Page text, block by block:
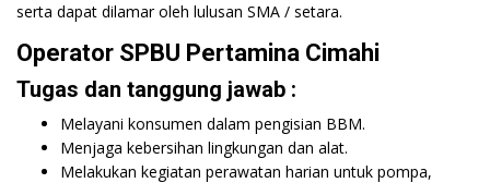
serta dapat dilamar oleh lulusan SMA / setara.
Operator SPBU Pertamina Cimahi
Tugas dan tanggung jawab :
Melayani konsumen dalam pengisian BBM.
Menjaga kebersihan lingkungan dan alat.
Melakukan kegiatan perawatan harian untuk pompa,